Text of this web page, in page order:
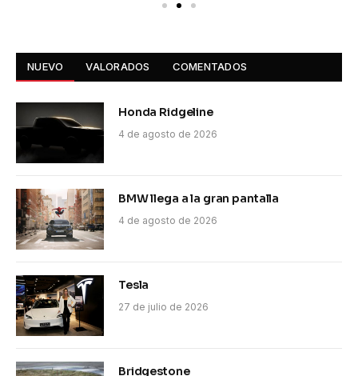
NUEVO VALORADOS COMENTADOS
Honda Ridgeline
4 de agosto de 2026
BMW llega a la gran pantalla
4 de agosto de 2026
Tesla
27 de julio de 2026
Bridgestone